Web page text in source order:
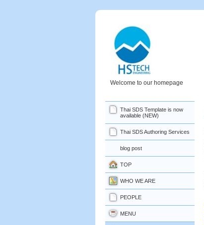
Welcome to our homepage
Thai SDS Template is now
available (NEW)
Thai SDS Authoring Services
blog post
TOP
WHO WE ARE
PEOPLE
MENU